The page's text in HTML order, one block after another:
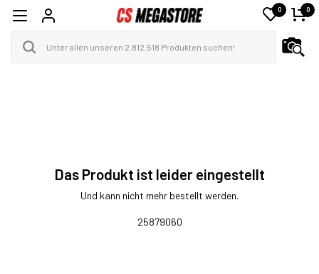
0 0
Das Produkt ist leider eingestellt
Und kann nicht mehr bestellt werden.
25879060